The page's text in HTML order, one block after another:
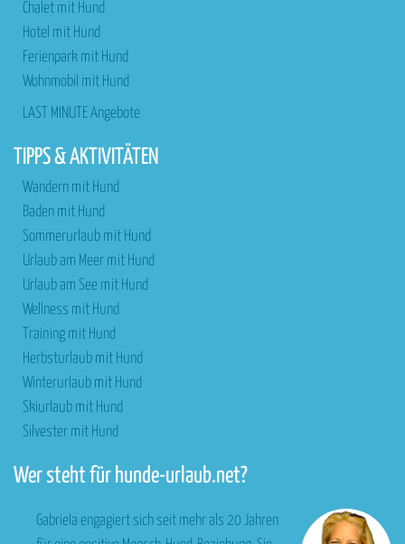
Chalet mit Hund
Hotel mit Hund
Ferienpark mit Hund
Wohnmobil mit Hund
LAST MINUTE Angebote
TIPPS & AKTIVITÄTEN
Wandern mit Hund
Baden mit Hund
Sommerurlaub mit Hund
Urlaub am Meer mit Hund
Urlaub am See mit Hund
Wellness mit Hund
Training mit Hund
Herbsturlaub mit Hund
Winterurlaub mit Hund
Skiurlaub mit Hund
Silvester mit Hund
Wer steht für hunde-urlaub.net?
Gabriela engagiert sich seit mehr als 20 Jahren